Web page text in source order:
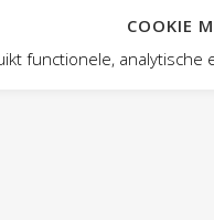
VOORSTELLINGEN
COOKIE
functionele, analytische